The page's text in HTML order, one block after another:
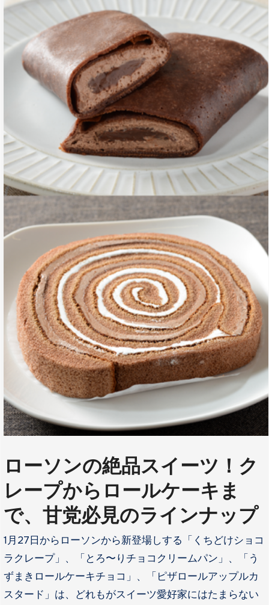
ローソンの絶品スイーツ！ク
レープからロールケーキま
で、甘党必見のラインナップ
1月27日からローソンから新登場しする「くちどけショコ
ラクレープ」、「とろ〜りチョコクリームパン」、「う
ずまきロールケーキチョコ」、「ピザロールアップルカ
スタード」は、どれもがスイーツ愛好家にはたまらない